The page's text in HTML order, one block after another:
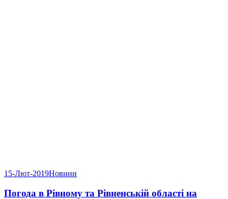
15-Лют-2019Новини
Погода в Рівному та Рівненській області на